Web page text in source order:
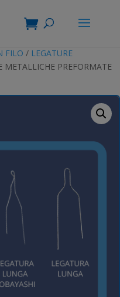
FILO / LEGATURE
METALLICHE PREFORMATE